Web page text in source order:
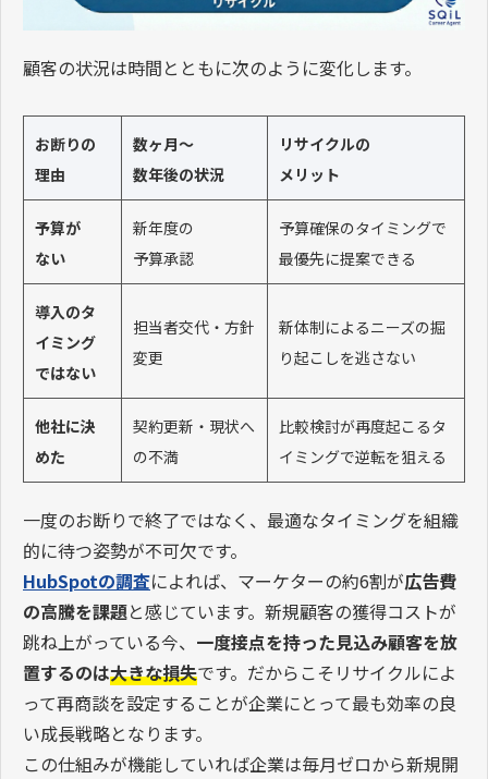
顧客の状況は時間とともに次のように変化します。
お断りの
理由
数ヶ月〜
数年後の状況
リサイクルの
メリット
予算が
ない
新年度の
予算承認
予算確保のタイミングで
最優先に提案できる
導入のタ
イミング
ではない
担当者交代・方針
変更
新体制によるニーズの掘
り起こしを逃さない
他社に決
めた
契約更新・現状へ
の不満
比較検討が再度起こるタ
イミングで逆転を狙える
一度のお断りで終了ではなく、最適なタイミングを組織
的に待つ姿勢が不可欠です。
HubSpotの調査によれば、マーケターの約6割が広告費
の高騰を課題と感じています。新規顧客の獲得コストが
跳ね上がっている今、 一度接点を持った見込み顧客を放
置するのは大きな損失です。だからこそリサイクルによ
って再商談を設定することが企業にとって最も効率の良
い成長戦略となります。
この仕組みが機能していれば企業は毎月ゼロから新規開